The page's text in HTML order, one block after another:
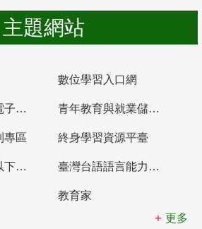
主題網站
數位學習入口網
教育部統計處電子書櫃 青年教育與就業儲蓄帳戶
專區 終身學習資源平臺
教育部高中等以下學校及幼兒園教師資格檢定考試 臺灣台語語言能力認證網站
教育家
更多